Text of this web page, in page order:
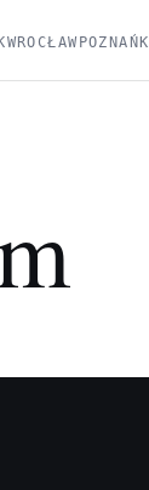
WROCŁAW POZNAŃ